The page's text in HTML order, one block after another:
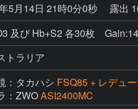
5月14日 21時0分0秒
露出
及び Hb+S2 各30枚
トラリア
：タカハシ FSQ85 + レデュ
：ZWOASI2400MC